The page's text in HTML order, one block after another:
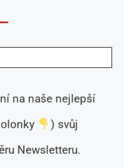
na naše nejlepší
) svůj
Newsletteru.